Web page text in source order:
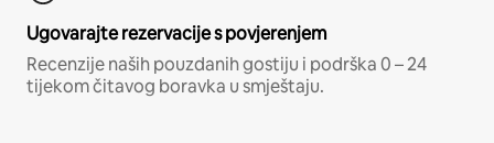
Ugovarajte rezervacije s povjerenjem
Recenzije naših pouzdanih gostiju i podrška 0 – 24
tijekom čitavog boravka u smještaju.